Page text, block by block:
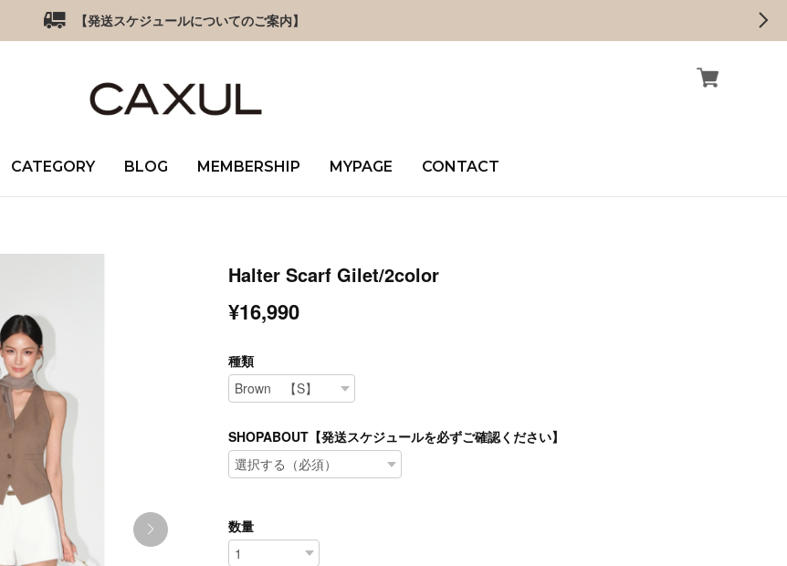
【発送スケジュールについてのご案内】
CATEGORY BLOG MEMBERSHIP MYPAGE CONTACT
Halter Scarf Gilet/2color
¥16,990
種類
SHOPABOUT【発送スケジュールを必ずご確認ください】
数量